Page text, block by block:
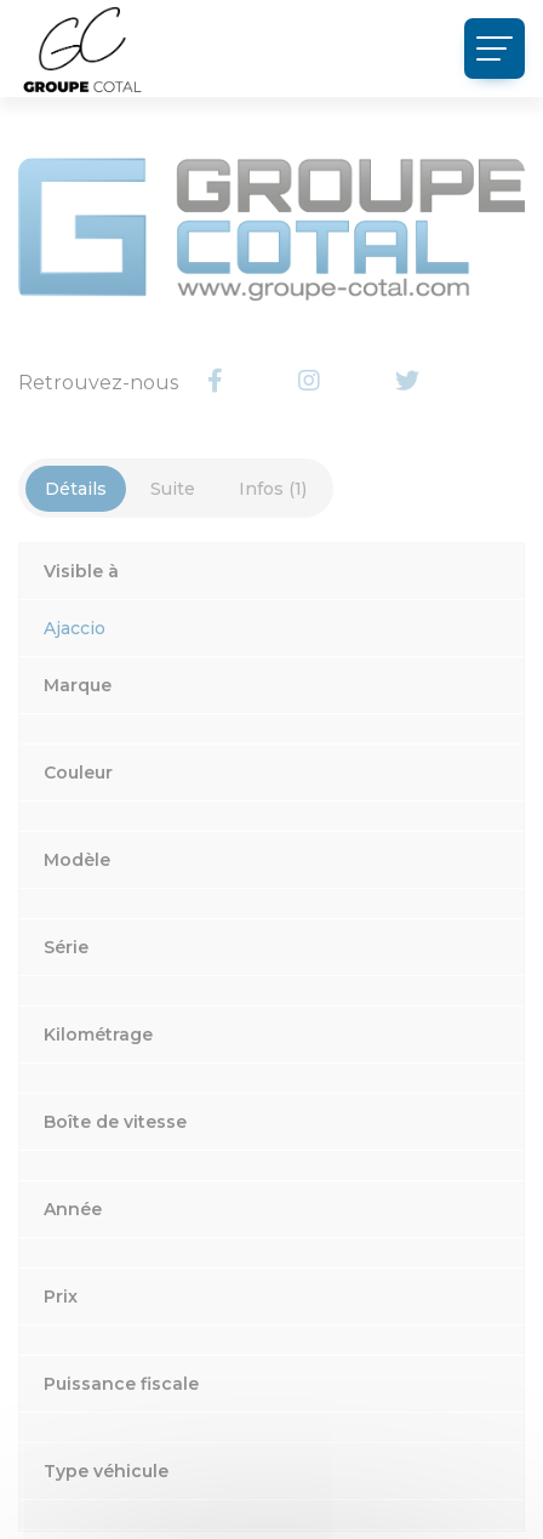
Retrouvez-nous
Détails Suite Infos (1)
Visible à
Ajaccio
Marque
Couleur
Modèle
Série
Kilométrage
Boîte de vitesse
Année
Prix
Puissance fiscale
Type véhicule
Panneau de gestion des cookies